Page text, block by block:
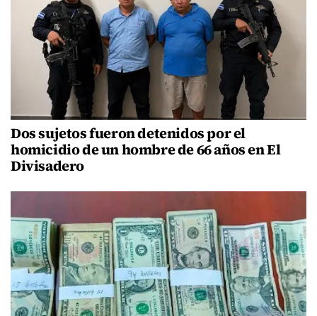
Dos sujetos fueron detenidos por el
homicidio de un hombre de 66 años en El
Divisadero